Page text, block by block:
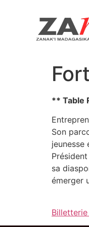
** Table
Son
jeunesse
sa
émerger